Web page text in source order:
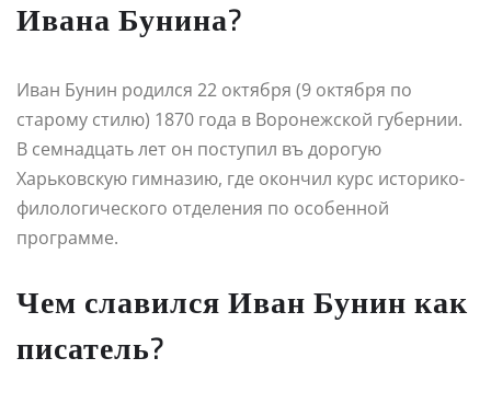
Ивана Бунина?
Иван Бунин родился 22 октября (9 октября по
старому стилю) 1870 года в Воронежской губернии.
В семнадцать лет он поступил въ дорогую
Харьковскую гимназию, где окончил курс историко-
филологического отделения по особенной
программе.
Чем славился Иван Бунин как
писатель?